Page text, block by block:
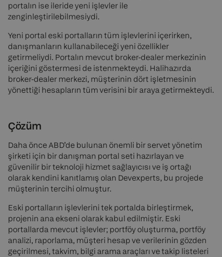
portalın ise ileride yeni işlevler ile
zenginleştirilebilmesiydi.
Yeni portal eski portalların tüm işlevlerini içerirken,
danışmanların kullanabileceği yeni özellikler
getirmeliydi. Portalın mevcut broker-dealer merkezinin
içeriğini göstermesi de istenmekteydi. Halihazırda
broker-dealer merkezi, müşterinin dört işletmesinin
yönettiği hesapların tüm verisini bir araya getirmekteydi.
Çözüm
Daha önce ABD’de bulunan önemli bir servet yönetim
şirketi için bir danışman portal seti hazırlayan ve
güvenilir bir teknoloji hizmet sağlayıcısı ve iş ortağı
olarak kendini kanıtlamış olan Devexperts, bu projede
müşterinin tercihi olmuştur.
Eski portalların işlevlerini tek portalda birleştirmek,
projenin ana ekseni olarak kabul edilmiştir. Eski
portallarda mevcut işlevler; portföy oluşturma, portföy
analizi, raporlama, müşteri hesap ve verilerinin gözden
geçirilmesi, takvim, bilgi arama araçları ve takip listeleri